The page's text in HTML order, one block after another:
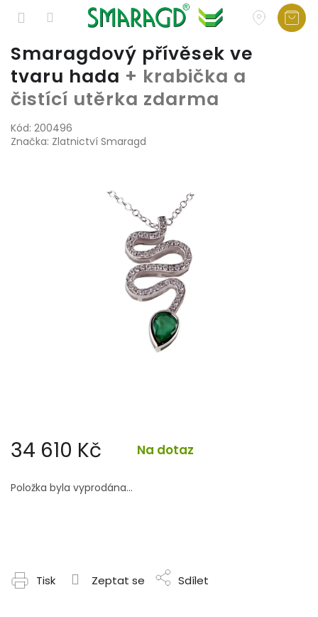
Přejít
na
obsah
Smaragdový přívěsek ve
tvaru hada + krabička a
čistící utěrka zdarma
Kód: 200496
Značka: Zlatnictví Smaragd
34 610 Kč Na dotaz
cena:
Položka byla vyprodána…
Tisk Zeptat se Sdílet